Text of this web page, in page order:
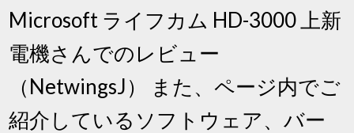
Microsoft ライフカム HD-3000 上新
電機さんでのレビュー
（NetwingsJ） また、ページ内でご
紹介しているソフトウェア、バー